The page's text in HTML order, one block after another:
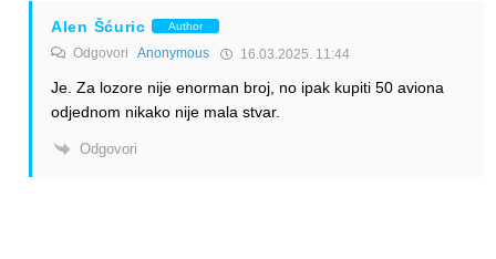
Alen Šćuric Author
Odgovori Anonymous 16.03.2025. 11:44
Je. Za lozore nije enorman broj, no ipak kupiti 50 aviona
odjednom nikako nije mala stvar.
Odgovori